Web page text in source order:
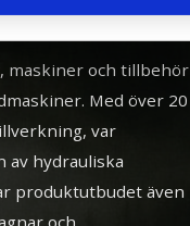
maskiner och tillbehör
Med över 20
var
av hydrauliska
produktutbudet även